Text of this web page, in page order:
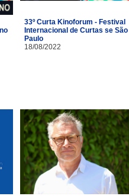
33º Curta Kinoforum - Festival
Internacional de Curtas se São
Paulo
18/08/2022